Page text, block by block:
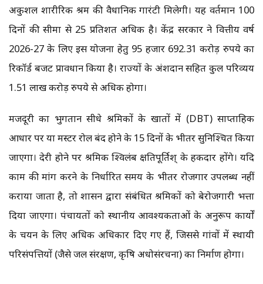
अकुशल शारीरिक श्रम की वैधानिक गारंटी मिलेगी। यह वर्तमान 100
दिनों की सीमा से 25 प्रतिशत अधिक है। केंद्र सरकार ने वित्तीय वर्ष
2026-27 के लिए इस योजना हेतु 95 हजार 692.31 करोड़ रुपये का
रिकॉर्ड बजट प्रावधान किया है। राज्यों के अंशदान सहित कुल परिव्यय
1.51 लाख करोड़ रुपये से अधिक होगा।
मजदूरी का भुगतान सीधे श्रमिकों के खातों में (DBT) साप्ताहिक
आधार पर या मस्टर रोल बंद होने के 15 दिनों के भीतर सुनिश्चित किया
जाएगा। देरी होने पर श्रमिक श्विलंब क्षतिपूर्तिश् के हकदार होंगे। यदि
काम की मांग करने के निर्धारित समय के भीतर रोजगार उपलब्ध नहीं
कराया जाता है, तो शासन द्वारा संबंधित श्रमिकों को बेरोजगारी भत्ता
दिया जाएगा। पंचायतों को स्थानीय आवश्यकताओं के अनुरूप कार्यों
के चयन के लिए अधिक अधिकार दिए गए हैं, जिससे गांवों में स्थायी
परिसंपत्तियों (जैसे जल संरक्षण, कृषि अधोसंरचना) का निर्माण होगा।